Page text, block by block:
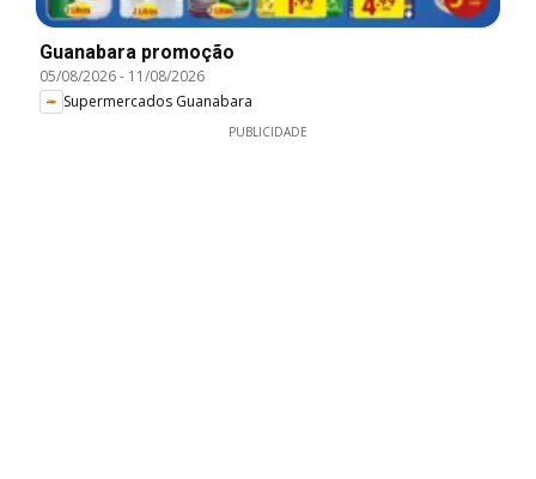
Guanabara promoção
05/08/2026- 11/08/2026
Supermercados Guanabara
PUBLICIDADE